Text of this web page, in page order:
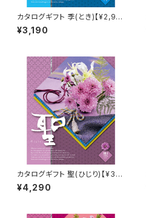
カタログギフト 季(とき)【¥2,90
0コース】Choice Collection
¥3,190
カタログギフト 聖(ひじり)【¥3,9
00コース】Choice Collectio
n
¥4,290